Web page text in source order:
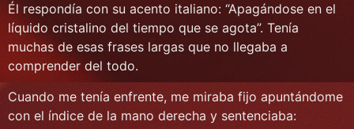
Él respondía con su acento italiano: “Apagándose en el
líquido cristalino del tiempo que se agota”. Tenía
muchas de esas frases largas que no llegaba a
comprender del todo.
Cuando me tenía enfrente, me miraba fijo apuntándome
con el índice de la mano derecha y sentenciaba: